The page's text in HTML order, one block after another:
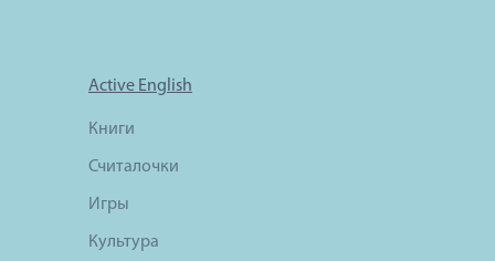
Active English
Книги
Считалочки
Игры
Культура